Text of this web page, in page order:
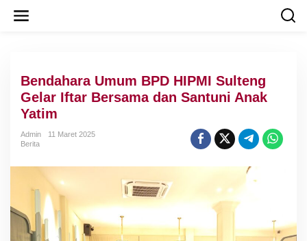
Bendahara Umum BPD HIPMI Sulteng
Gelar Iftar Bersama dan Santuni Anak
Yatim
Admin
11 Maret 2025
Berita